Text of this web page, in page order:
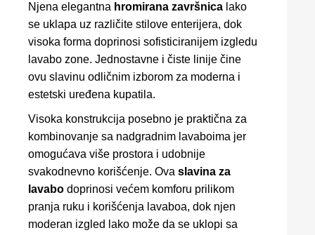
Njena elegantna hromirana završnica lako
se uklapa uz različite stilove enterijera, dok
visoka forma doprinosi sofisticiranijem izgledu
lavabo zone. Jednostavne i čiste linije čine
ovu slavinu odličnim izborom za moderna i
estetski uređena kupatila.
Visoka konstrukcija posebno je praktična za
kombinovanje sa nadgradnim lavaboima jer
omogućava više prostora i udobnije
svakodnevno korišćenje. Ova slavina za
lavabo doprinosi većem komforu prilikom
pranja ruku i korišćenja lavaboa, dok njen
moderan izgled lako može da se uklopi sa